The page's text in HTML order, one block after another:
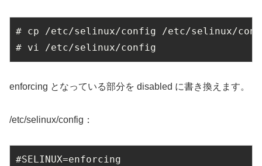
# cp /etc/selinux/config /etc/selinux/
# vi /etc/selinux/config
enforcing となっている部分を disabled に書き換えます。
/etc/selinux/config：
#SELINUX=enforcing